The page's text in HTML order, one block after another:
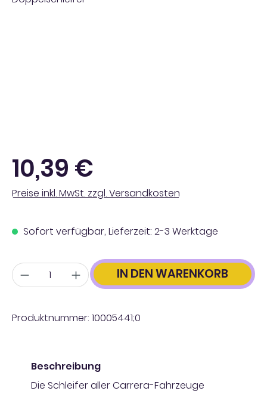
Regulärer Preis:
10,39 €
Preise inkl. MwSt. zzgl. Versandkosten
Sofort verfügbar, Lieferzeit: 2-3 Werktage
Anzahl IN DEN WARENKORB
Produktnummer: 10005441;0
Beschreibung
Die Schleifer aller Carrera-Fahrzeuge